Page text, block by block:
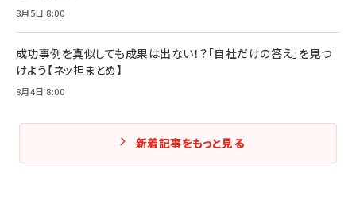
8月5日 8:00
成功事例を真似しても成果は出ない！？「自社だけの答え」を見つ
けよう【ネッ担まとめ】
8月4日 8:00
新着記事をもっと見る